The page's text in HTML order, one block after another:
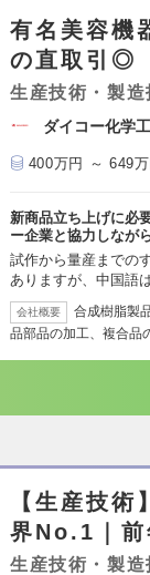
有名美容機
の直取引◎
生産技術・製造
ダイコー化学
400万円 ～ 649万
新商品立ち上げに必
ー企業と協力しなが
試作から量産までの
ありますが、中国語
会社概要
合成樹脂製
品部品の加工、複合品
【生産技
界No.1｜前
生産技術・製造